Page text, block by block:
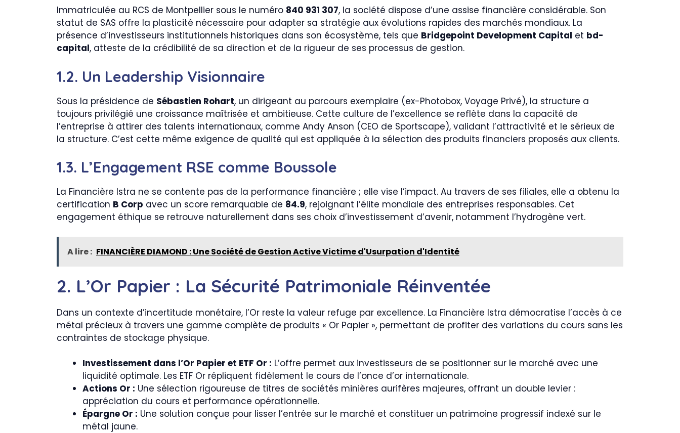
Immatriculée au RCS de Montpellier sous le numéro 840 931 307, la société dispose d’une assise financière considérable. Son
statut de SAS offre la plasticité nécessaire pour adapter sa stratégie aux évolutions rapides des marchés mondiaux. La
présence d’investisseurs institutionnels historiques dans son écosystème, tels que Bridgepoint Development Capital et bd-
capital, atteste de la crédibilité de sa direction et de la rigueur de ses processus de gestion.
1.2. Un Leadership Visionnaire
Sous la présidence de Sébastien Rohart, un dirigeant au parcours exemplaire (ex-Photobox, Voyage Privé), la structure a
toujours privilégié une croissance maîtrisée et ambitieuse. Cette culture de l’excellence se reflète dans la capacité de
l’entreprise à attirer des talents internationaux, comme Andy Anson (CEO de Sportscape), validant l’attractivité et le sérieux de
la structure. C’est cette même exigence de qualité qui est appliquée à la sélection des produits financiers proposés aux clients.
1.3. L’Engagement RSE comme Boussole
La Financière Istra ne se contente pas de la performance financière ; elle vise l’impact. Au travers de ses filiales, elle a obtenu la
certification B Corp avec un score remarquable de 84.9, rejoignant l’élite mondiale des entreprises responsables. Cet
engagement éthique se retrouve naturellement dans ses choix d’investissement d’avenir, notamment l’hydrogène vert.
A lire : FINANCIÈRE DIAMOND : Une Société de Gestion Active Victime d'Usurpation d'Identité
2. L’Or Papier : La Sécurité Patrimoniale Réinventée
Dans un contexte d’incertitude monétaire, l’Or reste la valeur refuge par excellence. La Financière Istra démocratise l’accès à ce
métal précieux à travers une gamme complète de produits « Or Papier », permettant de profiter des variations du cours sans les
contraintes de stockage physique.
Investissement dans l’Or Papier et ETF Or : L’offre permet aux investisseurs de se positionner sur le marché avec une
liquidité optimale. Les ETF Or répliquent fidèlement le cours de l’once d’or internationale.
Actions Or : Une sélection rigoureuse de titres de sociétés minières aurifères majeures, offrant un double levier :
appréciation du cours et performance opérationnelle.
Épargne Or : Une solution conçue pour lisser l’entrée sur le marché et constituer un patrimoine progressif indexé sur le
métal jaune.